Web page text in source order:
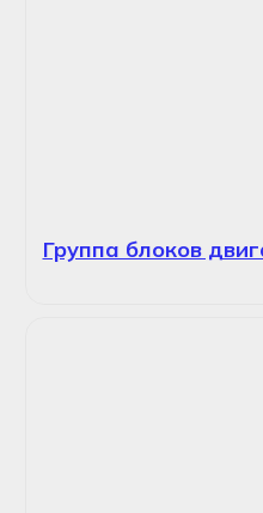
Группа блоков